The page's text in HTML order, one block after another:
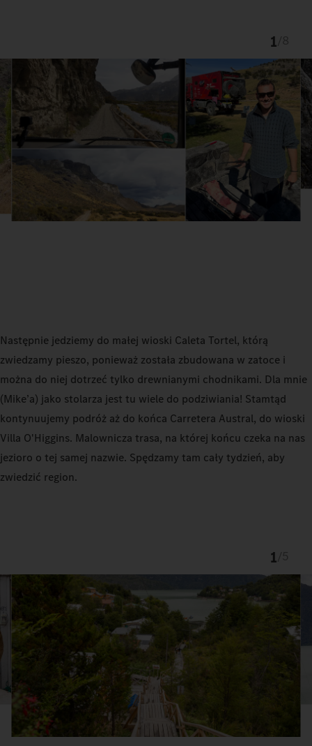
1
Następnie jedziemy do małej wioski Caleta Tortel, którą
zwiedzamy pieszo, ponieważ została zbudowana w zatoce i
można do niej dotrzeć tylko drewnianymi chodnikami. Dla mnie
(Mike’a) jako stolarza jest tu wiele do podziwiania! Stamtąd
kontynuujemy podróż aż do końca Carretera Austral, do wioski
Villa O'Higgins. Malownicza trasa, na której końcu czeka na nas
jezioro o tej samej nazwie. Spędzamy tam cały tydzień, aby
zwiedzić region.
1